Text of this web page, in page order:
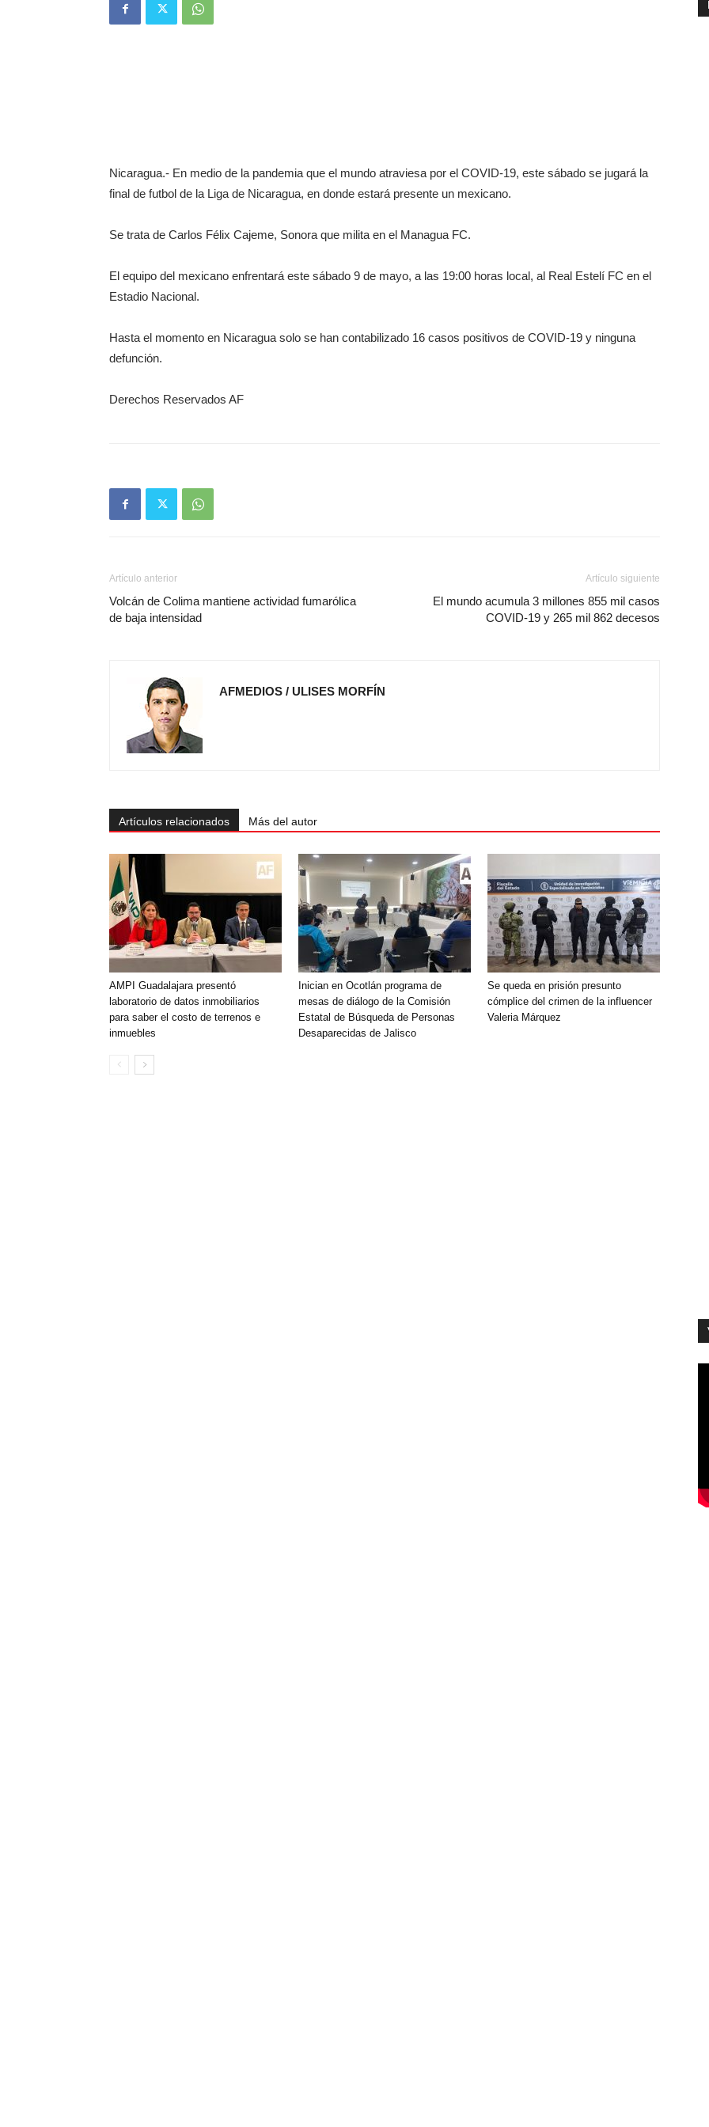
Nicaragua.- En medio de la pandemia que el mundo atraviesa por el COVID-19, este sábado se jugará la
final de futbol de la Liga de Nicaragua, en donde estará presente un mexicano.
Se trata de Carlos Félix Cajeme, Sonora que milita en el Managua FC.
El equipo del mexicano enfrentará este sábado 9 de mayo, a las 19:00 horas local, al Real Estelí FC en el
Estadio Nacional.
Hasta el momento en Nicaragua solo se han contabilizado 16 casos positivos de COVID-19 y ninguna
defunción.
Derechos Reservados AF
Artículo anterior
Volcán de Colima mantiene actividad fumarólica
de baja intensidad
Artículo siguiente
El mundo acumula 3 millones 855 mil casos
COVID-19 y 265 mil 862 decesos
AFMEDIOS / ULISES MORFÍN
Artículos relacionados Más del autor
AMPI Guadalajara presentó
laboratorio de datos inmobiliarios
para saber el costo de terrenos e
inmuebles
Inician en Ocotlán programa de
mesas de diálogo de la Comisión
Estatal de Búsqueda de Personas
Desaparecidas de Jalisco
Se queda en prisión presunto
cómplice del crimen de la influencer
Valeria Márquez